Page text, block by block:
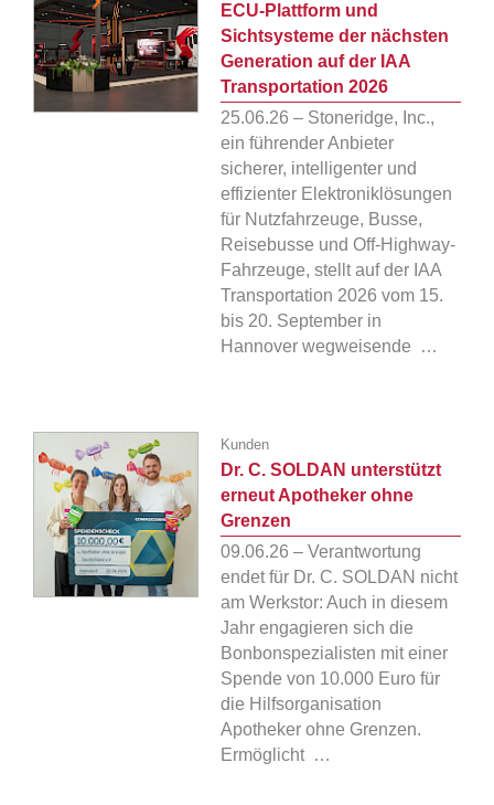
ECU-Plattform und
Sichtsysteme der nächsten
Generation auf der IAA
Transportation 2026
25.06.26 – Stoneridge, Inc.,
ein führender Anbieter
sicherer, intelligenter und
effizienter Elektroniklösungen
für Nutzfahrzeuge, Busse,
Reisebusse und Off-Highway-
Fahrzeuge, stellt auf der IAA
Transportation 2026 vom 15.
bis 20. September in
Hannover wegweisende …
Kunden
Dr. C. SOLDAN unterstützt
erneut Apotheker ohne
Grenzen
09.06.26 – Verantwortung
endet für Dr. C. SOLDAN nicht
am Werkstor: Auch in diesem
Jahr engagieren sich die
Bonbonspezialisten mit einer
Spende von 10.000 Euro für
die Hilfsorganisation
Apotheker ohne Grenzen.
Ermöglicht …